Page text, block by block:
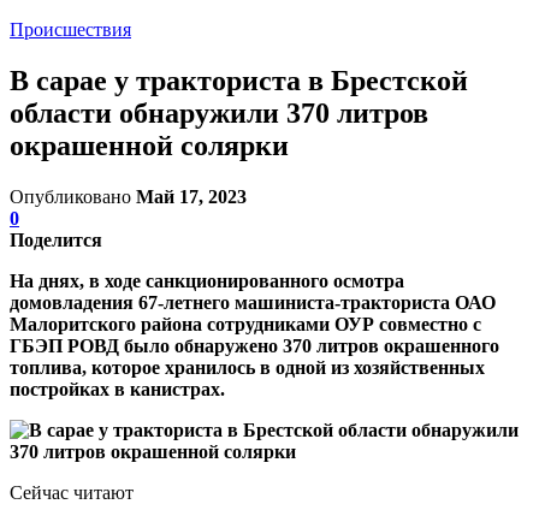
Происшествия
В сарае у тракториста в Брестской
области обнаружили 370 литров
окрашенной солярки
Опубликовано Май 17, 2023
0
Поделится
На днях, в ходе санкционированного осмотра
домовладения 67-летнего машиниста-тракториста ОАО
Малоритского района сотрудниками ОУР совместно с
ГБЭП РОВД было обнаружено 370 литров окрашенного
топлива, которое хранилось в одной из хозяйственных
постройках в канистрах.
Сейчас читают